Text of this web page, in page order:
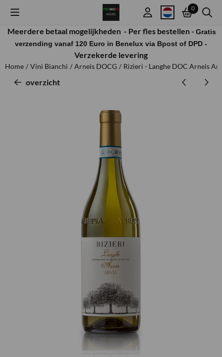
Cookievoorkeuren zijn beschikbaar. Kies instellingen of sta alle
0
Meerdere betaal mogelijkheden - Per fles bestellen - Gratis
verzending vanaf 120 Euro in Benelux via Bpost of DPD -
Verzekerde levering
Home / Vini Bianchi / Arneis DOCG / Rizieri - Langhe DOC Arneis
overzicht